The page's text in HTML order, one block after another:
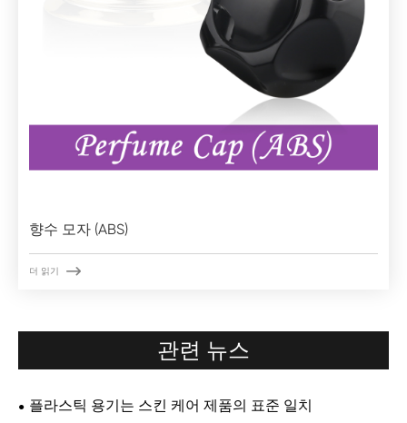
향수 모자 (ABS)
더 읽기 
관련 뉴스
플라스틱 용기는 스킨 케어 제품의 표준 일치